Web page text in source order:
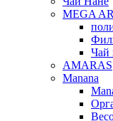
MEGA
Чай
AMARAS
Manana